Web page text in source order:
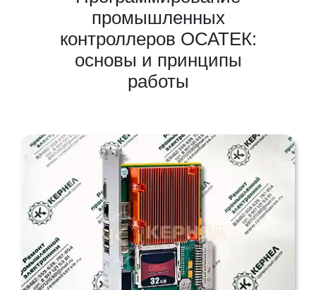
промышленных
контроллеров ОСАТЕК:
основы и принципы
работы